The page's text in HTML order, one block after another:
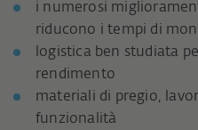
i numerosi
riducono i tempi di
logistica ben studiata
rendimento
materiali di pregio,
funzionalità